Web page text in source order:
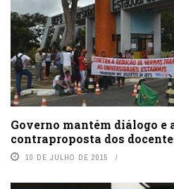
Governo mantém diálogo e
contraproposta dos
10 DE JULHO DE 2015